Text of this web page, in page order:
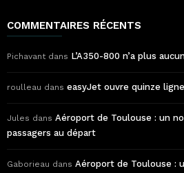
COMMENTAIRES RÉCENTS
Pichavant dans L’A350-800 n’a plus
roulleau dans easyJet ouvre quinze
Jules dans Aéroport de Toulouse : un
passagers au départ
Gaborieau dans Aéroport de Toulouse :